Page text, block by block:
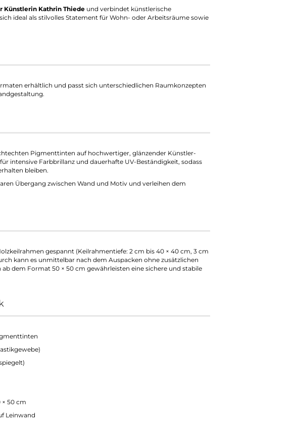
Künstlerin Kathrin Thiede und verbindet künstlerische
ideal als stilvolles Statement für Wohn- oder Arbeitsräume sowie
erhältlich und passt sich unterschiedlichen Raumkonzepten
Pigmenttinten auf hochwertiger, glänzender Künstler-
intensive Farbbrillanz und dauerhafte UV-Beständigkeit, sodass
bleiben.
Übergang zwischen Wand und Motiv und verleihen dem
gespannt (Keilrahmentiefe: 2 cm bis 40 × 40 cm, 3 cm
kann es unmittelbar nach dem Auspacken ohne zusätzlichen
dem Format 50 × 50 cm gewährleisten eine sichere und stabile
× 50 cm
Leinwand